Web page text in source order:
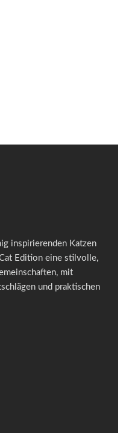
inspirierenden Katzen
Edition eine stilvolle,
mit
und praktischen